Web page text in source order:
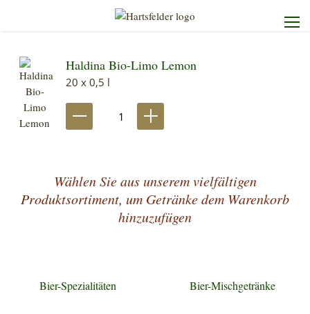
Startseite
Die Brauerei
Unser Service
Haldina Bio-Limo Lemon
20 x 0,5 l
Wählen Sie aus unserem vielfältigen
Produktsortiment, um Getränke dem Warenkorb
hinzuzufügen
Bier-Spezialitäten Bier-Mischgetränke